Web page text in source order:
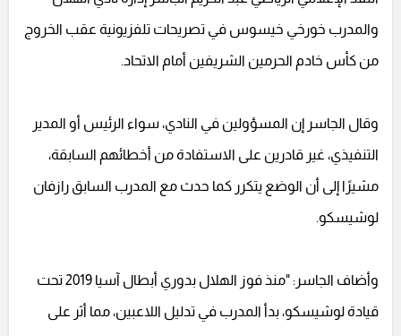
والمدرب خورخي خيسوس في تصريحات تلفزيونية عقب الخروج
من كأس خادم الحرمين الشريفين أمام الاتحاد.
وقال الجاسر إن المسؤولين في النادي، سواء الرئيس أو المدير
التنفيذي، غير قادرين على الاستفادة من أخطائهم السابقة،
مشيرًا إلى أن الوضع يتكرر كما حدث مع المدرب السابق رازفان
لوشيسكو.
وأضاف الجاسر: "منذ فوز الهلال بدوري أبطال آسيا 2019 تحت
قيادة لوشيسكو، بدأ المدرب في تدليل اللاعبين، مما أثر على